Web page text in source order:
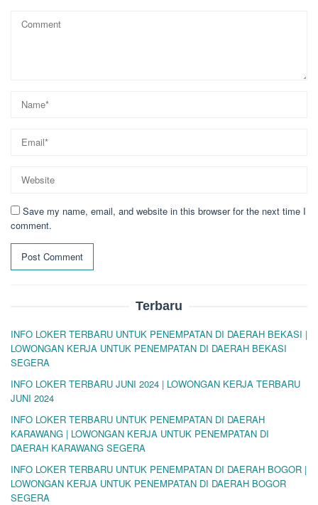
Save my name, email, and website in this browser for the next time I
comment.
Terbaru
INFO LOKER TERBARU UNTUK PENEMPATAN DI DAERAH BEKASI |
LOWONGAN KERJA UNTUK PENEMPATAN DI DAERAH BEKASI
SEGERA
INFO LOKER TERBARU JUNI 2024 | LOWONGAN KERJA TERBARU
JUNI 2024
INFO LOKER TERBARU UNTUK PENEMPATAN DI DAERAH
KARAWANG | LOWONGAN KERJA UNTUK PENEMPATAN DI
DAERAH KARAWANG SEGERA
INFO LOKER TERBARU UNTUK PENEMPATAN DI DAERAH BOGOR |
LOWONGAN KERJA UNTUK PENEMPATAN DI DAERAH BOGOR
SEGERA